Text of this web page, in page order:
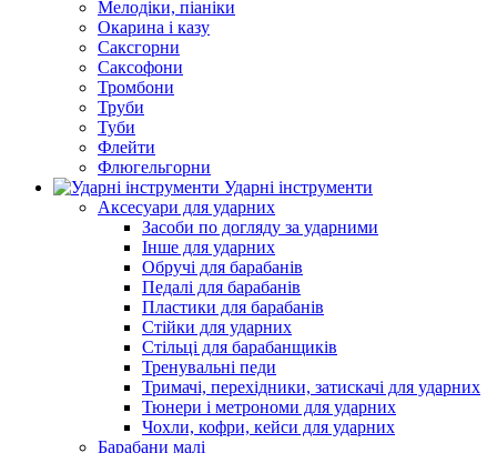
Мелодіки, піаніки
Окарина і казу
Саксгорни
Саксофони
Тромбони
Труби
Туби
Флейти
Флюгельгорни
Ударні інструменти
Аксесуари для ударних
Засоби по догляду за ударними
Інше для ударних
Обручі для барабанів
Педалі для барабанів
Пластики для барабанів
Стійки для ударних
Стільці для барабанщиків
Тренувальні педи
Тримачі, перехідники, затискачі для ударних
Тюнери і метрономи для ударних
Чохли, кофри, кейси для ударних
Барабани малі